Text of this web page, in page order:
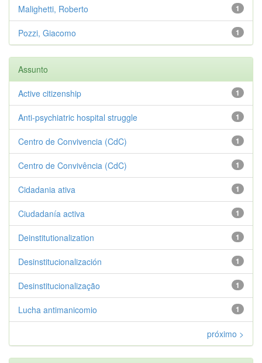
1
Malighetti, Roberto
1
Pozzi, Giacomo
Assunto
1
Active citizenship
1
Anti-psychiatric hospital struggle
1
Centro de Convivencia (CdC)
1
Centro de Convivência (CdC)
1
Cidadania ativa
1
Ciudadanía activa
1
Deinstitutionalization
1
Desinstitucionalización
1
Desinstitucionalização
1
Lucha antimanicomio
próximo >